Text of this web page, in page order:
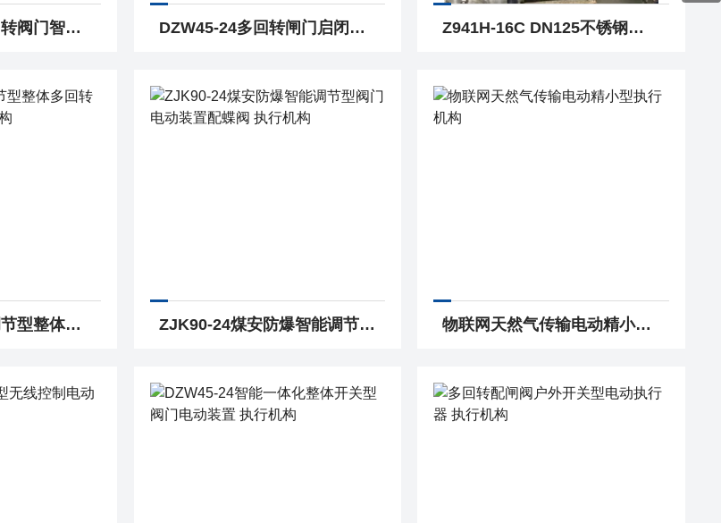
DZW60-24配多回转阀门智能一体化调节型电动装置 执行机构 DZW45-24多回转闸门启闭机开关型电动执行机构 Z941H-16C DN125不锈钢智能一体化法兰电动闸阀 闸阀生产
DZW30-24智能调节型整体多回转阀门电动装置 执行机构 ZJK90-24煤安防爆智能调节型阀门电动装置配蝶阀 执行机构 物联网天然气传输电动精小型执行机构